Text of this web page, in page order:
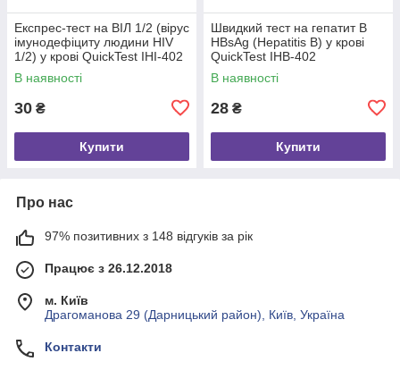
Експрес-тест на ВІЛ 1/2 (вірус
імунодефіциту людини HIV
1/2) у крові QuickTest IHI-402
В наявності
30 ₴
Купити
Швидкий тест на гепатит B
HBsAg (Hepatitis B) у крові
QuickTest IHB-402
В наявності
28 ₴
Купити
Про нас
97% позитивних з 148 відгуків за рік
Працює з 26.12.2018
м. Київ
Драгоманова 29 (Дарницький район), Київ, Україна
Контакти